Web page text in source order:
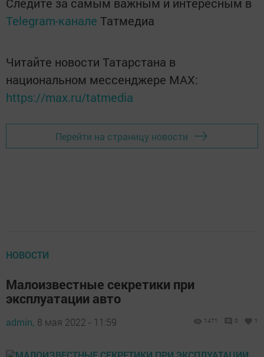
Следите за самым важным и интересным в
Telegram-канале Татмедиа
Читайте новости Татарстана в
национальном мессенджере MАХ:
https://max.ru/tatmedia
Перейти на страницу новости
НОВОСТИ
Малоизвестные секретики при
эксплуатации авто
admin, 8 мая 2022 - 11:59 1471 0 1